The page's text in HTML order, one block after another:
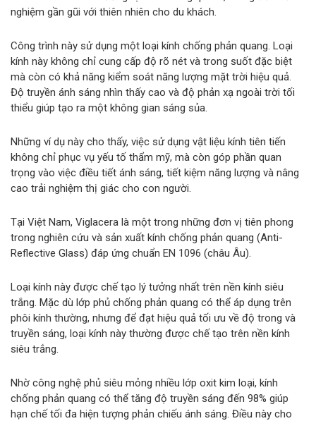
nghiệm gần gũi với thiên nhiên cho du khách.
Công trình này sử dụng một loại kính chống phản quang. Loại
kính này không chỉ cung cấp độ rõ nét và trong suốt đặc biệt
mà còn có khả năng kiểm soát năng lượng mặt trời hiệu quả.
Độ truyền ánh sáng nhìn thấy cao và độ phản xạ ngoài trời tối
thiểu giúp tạo ra một không gian sáng sủa.
Những ví dụ này cho thấy, việc sử dụng vật liệu kính tiên tiến
không chỉ phục vụ yếu tố thẩm mỹ, mà còn góp phần quan
trọng vào việc điều tiết ánh sáng, tiết kiệm năng lượng và nâng
cao trải nghiệm thị giác cho con người.
Tại Việt Nam, Viglacera là một trong những đơn vị tiên phong
trong nghiên cứu và sản xuất kính chống phản quang (Anti-
Reflective Glass) đáp ứng chuẩn EN 1096 (châu Âu).
Loại kính này được chế tạo lý tưởng nhất trên nền kính siêu
trắng. Mặc dù lớp phủ chống phản quang có thể áp dụng trên
phôi kính thường, nhưng để đạt hiệu quả tối ưu về độ trong và
truyền sáng, loại kính này thường được chế tạo trên nền kính
siêu trắng.
Nhờ công nghệ phủ siêu mỏng nhiều lớp oxit kim loại, kính
chống phản quang có thể tăng độ truyền sáng đến 98% giúp
hạn chế tối đa hiện tượng phản chiếu ánh sáng. Điều này cho